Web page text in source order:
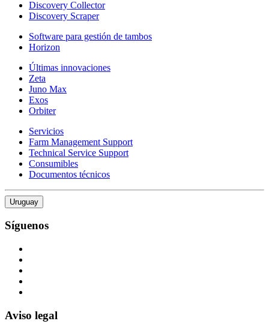
Discovery Collector
Discovery Scraper
Software para gestión de tambos
Horizon
Últimas innovaciones
Zeta
Juno Max
Exos
Orbiter
Servicios
Farm Management Support
Technical Service Support
Consumibles
Documentos técnicos
Uruguay
Síguenos
Aviso legal